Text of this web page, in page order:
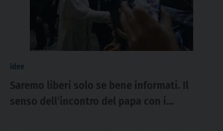
idee
Saremo liberi solo se bene informati. Il
senso dell’incontro del papa con i